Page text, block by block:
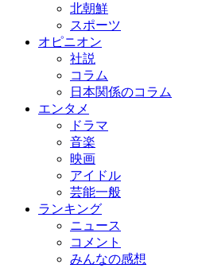
北朝鮮
スポーツ
オピニオン
社説
コラム
日本関係のコラム
エンタメ
ドラマ
音楽
映画
アイドル
芸能一般
ランキング
ニュース
コメント
みんなの感想